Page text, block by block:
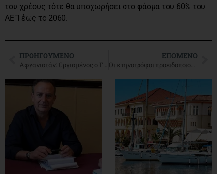
του χρέους τότε θα υποχωρήσει στο φάσμα του 60% του
ΑΕΠ έως το 2060.
ΠΡΟΗΓΟΎΜΕΝΟ
Αφγανιστάν: Οργισμένος ο ΓΓ του Ο.Η.Ε από τον θάνατο παιδιών
ΕΠΌΜΕΝΟ
Οι κτηνοτρόφοι προειδοποιούν: Βρισκόμαστε σε αδιέξοδο